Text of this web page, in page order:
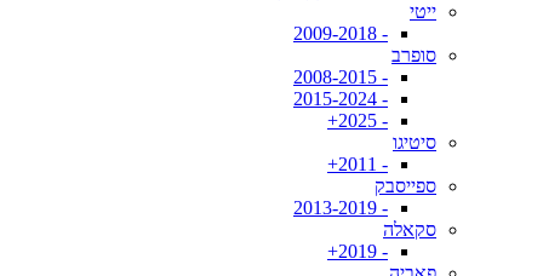
ייטי
- 2009-2018
סופרב
- 2008-2015
- 2015-2024
- 2025+
סיטיגו
- 2011+
ספייסבק
- 2013-2019
סקאלה
- 2019+